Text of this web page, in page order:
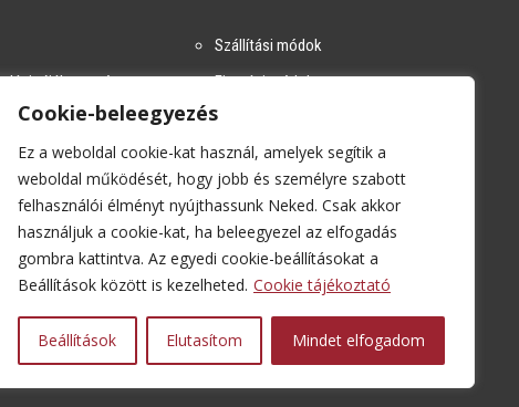
Cookie-beleegyezés
Ez a weboldal cookie-kat használ, amelyek segítik a
weboldal működését, hogy jobb és személyre szabott
felhasználói élményt nyújthassunk Neked. Csak akkor
használjuk a cookie-kat, ha beleegyezel az elfogadás
gombra kattintva. Az egyedi cookie-beállításokat a
Beállítások között is kezelheted. Cookie tájékoztató
Beállítások Elutasítom Mindet elfogadom
tájékoztató
Szállítási módok
Fizetési módok
Kapcsolat